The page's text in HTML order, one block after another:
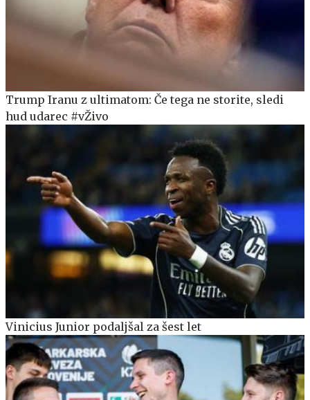
Trump Iranu z ultimatom: Če tega ne storite, sledi
hud udarec #vŽivo
Vinicius Junior podaljšal za šest let